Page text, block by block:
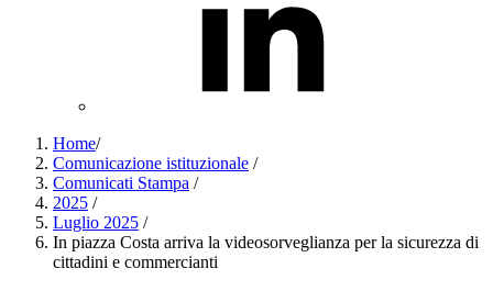
Home/
Comunicazione istituzionale /
Comunicati Stampa /
2025 /
Luglio 2025 /
In piazza Costa arriva la videosorveglianza per la sicurezza di
cittadini e commercianti